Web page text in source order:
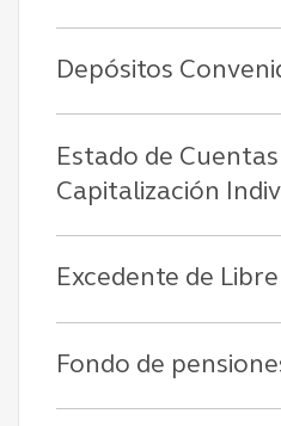
Depósitos
Estado de
Capitalización
Excedente de
Fondo de